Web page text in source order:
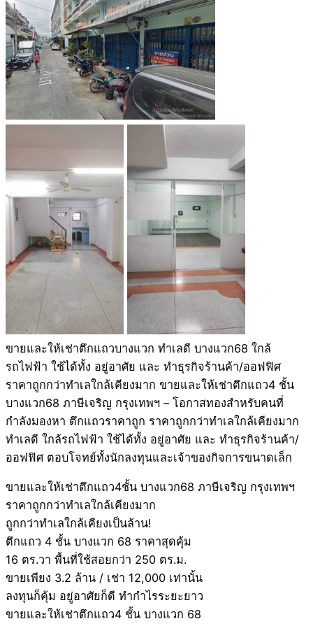
ขายและให้เช่าตึกแถวบางแวก ทำเลดี บางแวก68 ใกล้
รถไฟฟ้า ใช้ได้ทั้ง อยู่อาศัย และ ทำธุรกิจร้านค้า/ออฟฟิศ
ราคาถูกกว่าทำเลใกล้เคียงมาก ขายและให้เช่าตึกแถว4 ชั้น
บางแวก68 ภาษีเจริญ กรุงเทพฯ – โอกาสทองสำหรับคนที่
กำลังมองหา ตึกแถวราคาถูก ราคาถูกกว่าทำเลใกล้เคียงมาก
ทำเลดี ใกล้รถไฟฟ้า ใช้ได้ทั้ง อยู่อาศัย และ ทำธุรกิจร้านค้า/
ออฟฟิศ ตอบโจทย์ทั้งนักลงทุนและเจ้าของกิจการขนาดเล็ก
ขายและให้เช่าตึกแถว4ชั้น บางแวก68 ภาษีเจริญ กรุงเทพฯ
ราคาถูกกว่าทำเลใกล้เคียงมาก
ถูกกว่าทำเลใกล้เคียงเป็นล้าน!
ตึกแถว 4 ชั้น บางแวก 68 ราคาสุดคุ้ม
16 ตร.วา พื้นที่ใช้สอยกว่า 250 ตร.ม.
ขายเพียง 3.2 ล้าน / เช่า 12,000 เท่านั้น
ลงทุนก็คุ้ม อยู่อาศัยก็ดี ทำกำไรระยะยาว
ขายและให้เช่าตึกแถว4 ชั้น บางแวก 68